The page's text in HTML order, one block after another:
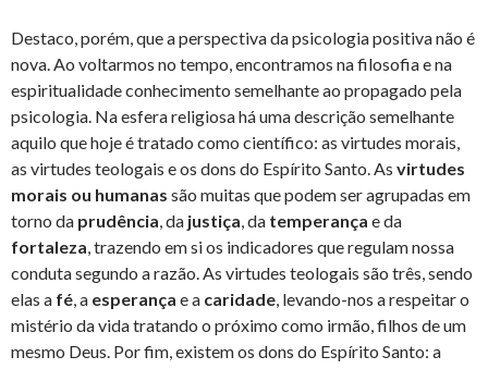
Destaco, porém, que a perspectiva da psicologia positiva não é
nova. Ao voltarmos no tempo, encontramos na filosofia e na
espiritualidade conhecimento semelhante ao propagado pela
psicologia. Na esfera religiosa há uma descrição semelhante
aquilo que hoje é tratado como científico: as virtudes morais,
as virtudes teologais e os dons do Espírito Santo. As virtudes
morais ou humanas são muitas que podem ser agrupadas em
torno da prudência, da justiça, da temperança e da
fortaleza, trazendo em si os indicadores que regulam nossa
conduta segundo a razão. As virtudes teologais são três, sendo
elas a fé, a esperança e a caridade, levando-nos a respeitar o
mistério da vida tratando o próximo como irmão, filhos de um
mesmo Deus. Por fim, existem os dons do Espírito Santo: a